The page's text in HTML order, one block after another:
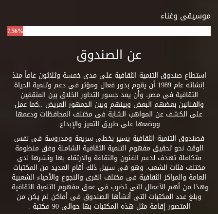
موسيقى وغناء
7.56%
عن الصندوق
استطاع صندوق التنمية الثقافية على مدى خمسة وثلاثون عاماً منذ
إنشائه عام 1989 أن يقوم بدور فعال ومؤثر فى دعم وتنمية الحياة
الثقافية فى مصر، وأن يمد جسور التحاور الخلاق بين المثقفين
والفنانين بعضهم البعض وبينهم وبين الجمهور العريض ..كما عمل
على الكشف عن المواهب الشابة فى مختلف المحافظات ودعمها
ووضعها على طريق التميز والإبداع.
فصندوق التنمية الثقافية يسير بخطى سريعة ومدروسة فى نفس
الوقت نحو تحقيق مفهوم التنمية الثقافية الشاملة وفق منظومة
متكاملة تهدف لدعم الفنون والثقافة والارتقاء بها ونشرها لدى
مختلف فئات الشعب. وهو فى سبيل ذلك أقام العديد من المكتبات
العامة والمراكز الثقافية فى مختلف القرى والنجوع والأحياء الشعبية
وهذا من أهم الأعمال التى تضرب فى عمق مفهوم التنمية الثقافية.
وبلغ عدد المكتبات التى أنشأها الصندوق فى أماكن لم يكن من
المتصور إقامة مثل هذه المكتبات بها حوالى 90 مكتبة .